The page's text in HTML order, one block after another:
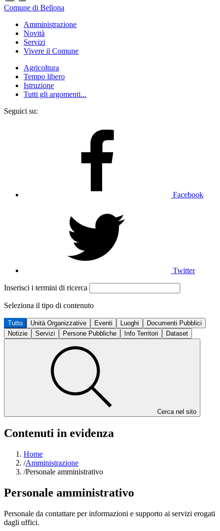
Comune di Bellona
Amministrazione
Novità
Servizi
Vivere il Comune
Agricoltura
Tempo libero
Istruzione
Tutti gli argomenti...
Seguici su:
Facebook
Twitter
Inserisci i termini di ricerca
Seleziona il tipo di contenuto
Tutto Unità Organizzative Eventi Luoghi
Documenti Pubblici
Notizie
Servizi Persone Pubbliche Info Territori Dataset
Cerca nel sito
Contenuti in evidenza
Home
/Amministrazione
/Personale amministrativo
Personale amministrativo
Personale da contattare per informazioni e supporto ai servizi erogati
dagli uffici.